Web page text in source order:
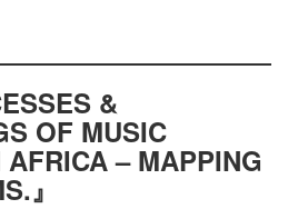
&
OF MUSIC
– MAPPING
』